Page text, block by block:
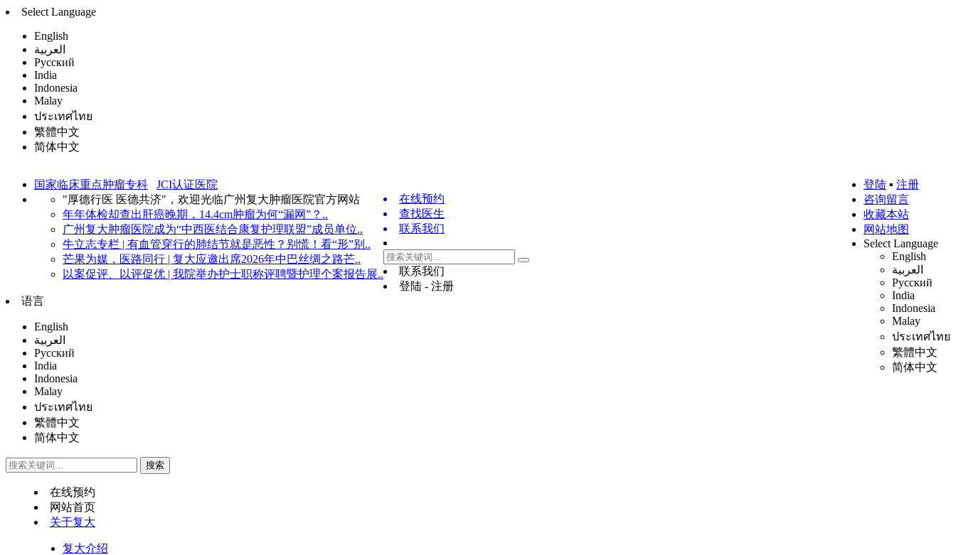
Select Language
English
العربية
Русский
India
Indonesia
Malay
ประเทศไทย
繁體中文
简体中文
国家临床重点肿瘤专科
JCI认证医院
"厚德行医 医德共济"，欢迎光临广州复大肿瘤医院官方网站
年年体检却查出肝癌晚期，14.4cm肿瘤为何“漏网”？..
广州复大肿瘤医院成为“中西医结合康复护理联盟”成员单位..
牛立志专栏 | 有血管穿行的肺结节就是恶性？别慌！看“形”别..
芒果为媒，医路同行 | 复大应邀出席2026年中巴丝绸之路芒..
以案促评、以评促优 | 我院举办护士职称评聘暨护理个案报告展..
登陆 ▪ 注册
咨询留言
收藏本站
网站地图
Select Language
English
العربية
Русский
India
Indonesia
Malay
ประเทศไทย
繁體中文
简体中文
在线预约
查找医生
联系我们
联系我们
登陆 - 注册
语言
English
العربية
Русский
India
Indonesia
Malay
ประเทศไทย
繁體中文
简体中文
在线预约
网站首页
关于复大
复大介绍